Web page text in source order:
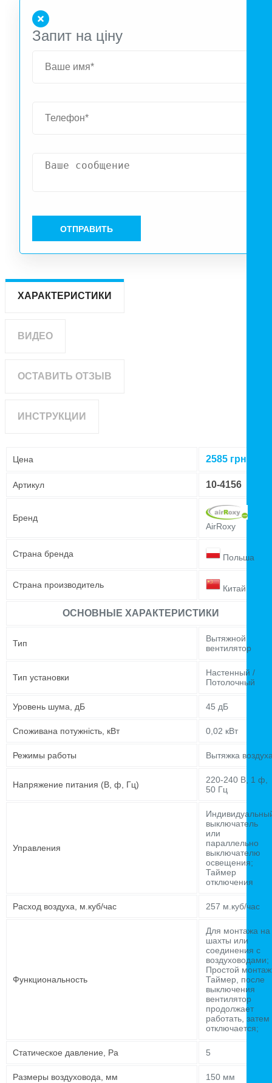
Запит на ціну
ОТПРАВИТЬ
ХАРАКТЕРИСТИКИ
ВИДЕО
ОСТАВИТЬ ОТЗЫВ
ИНСТРУКЦИИ
Цена 2585 грн
Артикул 10-4156
Бренд
AirRoxy
Страна бренда Польша
Страна производитель Китай
ОСНОВНЫЕ ХАРАКТЕРИСТИКИ
Тип
Вытяжной
вентилятор
Тип установки
Настенный /
Потолочный
Уровень шума, дБ 45 дБ
Споживана потужність, кВт 0,02 кВт
Режимы работы Вытяжка
Напряжение питания (В, ф, Гц)
220-240 В, 1 ф,
50 Гц
Управления
выключатель
или
параллельно
выключателю
освещения;
Таймер
отключения
Расход воздуха, м.куб/час 257 м.куб/час
Функциональность
Для монтажа на
шахты или
соединения с
воздуховодами;
Простой
Таймер, после
выключения
вентилятор
продолжает
работать, затем
отключается;
Статическое давление, Pa 5
Размеры воздуховода, мм 150 мм